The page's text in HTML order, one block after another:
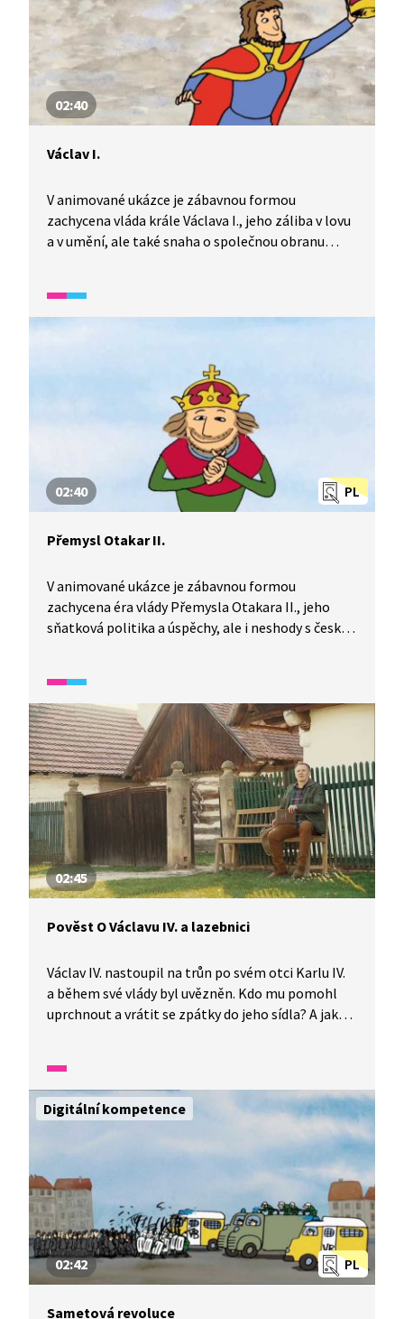
02:40
Václav I.
V animované ukázce je zábavnou formou
zachycena vláda krále Václava I., jeho záliba v lovu
a v umění, ale také snaha o společnou obranu
PL
02:40
Přemysl Otakar II.
V animované ukázce je zábavnou formou
zachycena éra vlády Přemysla Otakara II., jeho
sňatková politika a úspěchy, ale i neshody s českou
02:45
Pověst O Václavu IV. a lazebnici
Václav IV. nastoupil na trůn po svém otci Karlu IV.
a během své vlády byl uvězněn. Kdo mu pomohl
uprchnout a vrátit se zpátky do jeho sídla? A jakou
Poslouchejte vyprávění ze Starých pověstí
českých, které je tlumočeno do znakového jazyka.
Digitální kompetence
PL
02:42
Sametová revoluce